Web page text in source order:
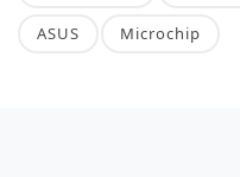
ASUS Microchip